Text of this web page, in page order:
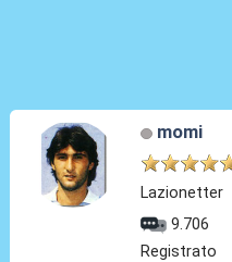
momi
Lazionetter
9.706
Registrato